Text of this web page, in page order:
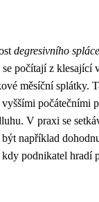
degresivního
počítají z klesající
měsíční splátky.
počátečními
V praxi se
například
podnikatel hradí